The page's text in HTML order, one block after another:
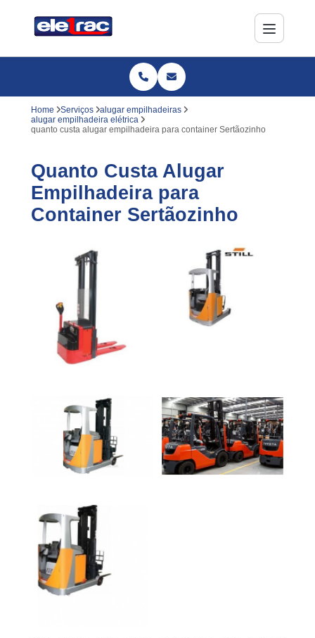
Home Serviços
alugar empilhadeiras
alugar empilhadeira elétrica
quanto custa alugar empilhadeira para container Sertãozinho
Quanto Custa Alugar
Empilhadeira para
Container Sertãozinho